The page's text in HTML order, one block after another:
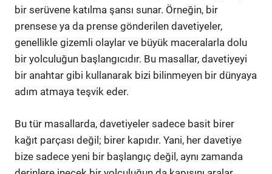
bir serüvene katılma şansı sunar. Örneğin, bir
prensese ya da prense gönderilen davetiyeler,
genellikle gizemli olaylar ve büyük maceralarla dolu
bir yolculuğun başlangıcıdır. Bu masallar, davetiyeyi
bir anahtar gibi kullanarak bizi bilinmeyen bir dünyaya
adım atmaya teşvik eder.
Bu tür masallarda, davetiyeler sadece basit birer
kağıt parçası değil; birer kapıdır. Yani, her davetiye
bize sadece yeni bir başlangıç değil, aynı zamanda